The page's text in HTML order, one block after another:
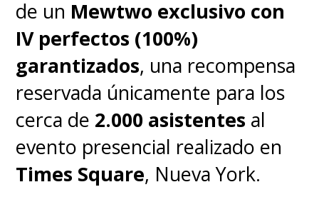
mercado y popularidad entre
nuevas generaciones de
entrenadores.
de un Mewtwo exclusivo con
IV perfectos (100%)
garantizados, una recompensa
reservada únicamente para los
cerca de 2.000 asistentes al
evento presencial realizado en
Times Square, Nueva York.